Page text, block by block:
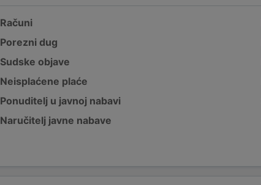
Računi
Porezni dug
Sudske objave
Neisplaćene plaće
Ponuditelj u javnoj nabavi
Naručitelj javne nabave